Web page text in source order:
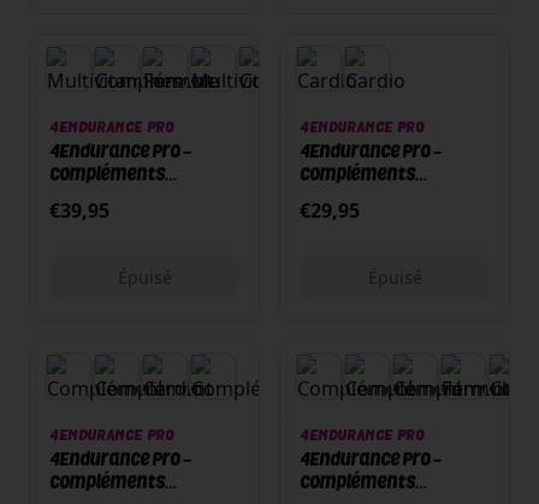
Épuisé +2
4ENDURANCE PRO
4Endurance Pro -
Compléments
capsules - Loaded
€39,95
Épuisé
Épuisé
4ENDURANCE PRO
4Endurance Pro -
Compléments
capsules - Cardio Max
€29,95
Épuisé
Épuisé
4ENDURANCE PRO
4Endurance Pro -
Compléments
Épuisé
4ENDURANCE PRO
4Endurance Pro -
Compléments